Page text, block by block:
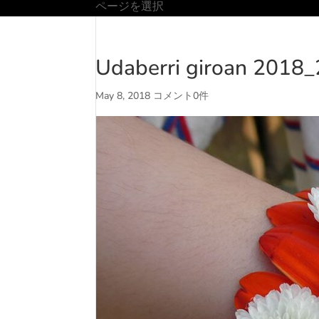
ページを選択
Udaberri giroan
May 8, 2018 コメント0件